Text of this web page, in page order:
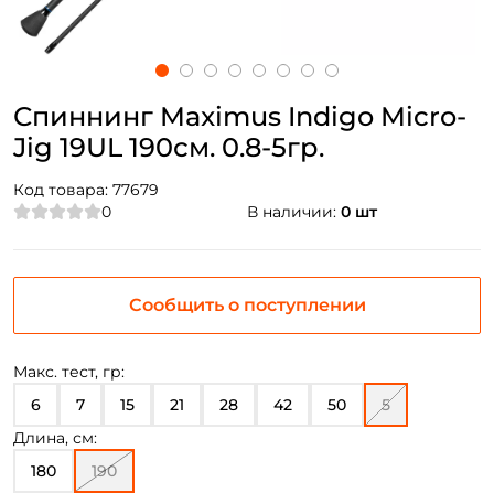
Спиннинг Maximus Indigo Micro-
Jig 19UL 190см. 0.8-5гр.
Код товара: 77679
0
В наличии: 0 шт
Макс. тест, гр:
6
7 15 21 28 42 50
5
Длина, см:
180
190
Сообщить о поступлении